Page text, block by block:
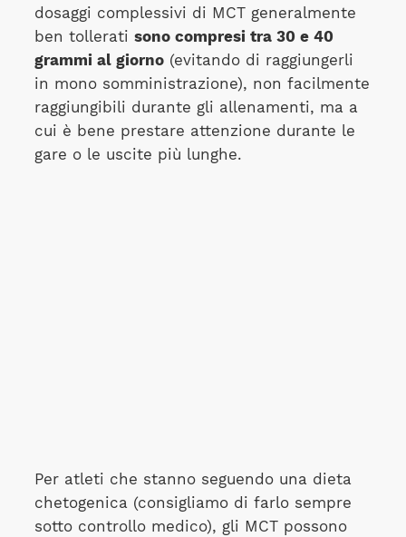
dosaggi complessivi di MCT generalmente
ben tollerati sono compresi tra 30 e 40
grammi al giorno(evitando di raggiungerli
in mono somministrazione), non facilmente
raggiungibili durante gli allenamenti, ma a
cui è bene prestare attenzione durante le
gare o le uscite più lunghe.
Per atleti che stanno seguendo una dieta
chetogenica (consigliamo di farlo sempre
sotto controllo medico), gli MCT possono